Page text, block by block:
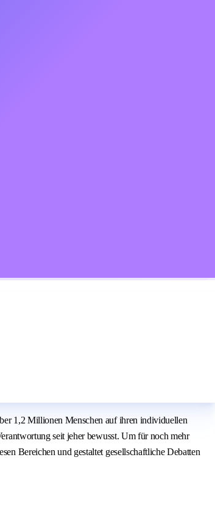
1,2 Millionen Menschen auf ihren individuellen
seit jeher bewusst. Um für noch mehr
Bereichen und gestaltet gesellschaftliche Debatten